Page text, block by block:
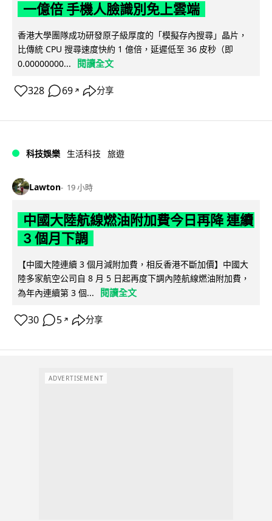
一億倍 手機人臉識別免上雲端
香港大學團隊成功研發原子級厚度的「模擬存內搜尋」晶片，
比傳統 CPU 搜尋速度快約 1 億倍，延遲低至 36 皮秒（即
0.00000000...
閱讀全文
328 69 ↗ 分享
科技娛樂 生活科技 旅遊
Lawton 19 小時
中國大陸航線燃油附加費今日再降 連續
3 個月下調
【中國大陸連續 3 個月減附加費，相反香港不斷加價】中國大
陸多家航空公司自 8 月 5 日起再度下調內陸航線燃油附加費，
為年內連續第 3 個...
閱讀全文
30 5 ↗ 分享
ADVERTISEMENT